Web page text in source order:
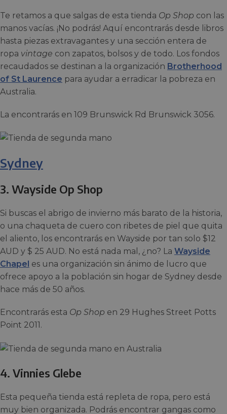
Te retamos a que salgas de esta tienda Op Shop con las
manos vacías. ¡No podrás! Aquí encontrarás desde libros
hasta piezas extravagantes y una sección entera de
ropa vintage con zapatos, bolsos y de todo. Los fondos
recaudados se destinan a la organización Brotherhood
of St Laurence para ayudar a erradicar la pobreza en
Australia.
La encontrarás en 109 Brunswick Rd Brunswick 3056.
Sydney
3. Wayside Op Shop
Si buscas el abrigo de invierno más barato de la historia,
o una chaqueta de cuero con ribetes de piel que quita
el aliento, los encontrarás en Wayside por tan solo $12
AUD y $ 25 AUD. No está nada mal, ¿no? La Wayside
Chapel es una organización sin ánimo de lucro que
ofrece apoyo a la población sin hogar de Sydney desde
hace más de 50 años.
Encontrarás esta Op Shop en 29 Hughes Street Potts
Point 2011.
4. Vinnies Glebe
Esta pequeña tienda está repleta de ropa, pero está
muy bien organizada. Podrás encontrar gangas como